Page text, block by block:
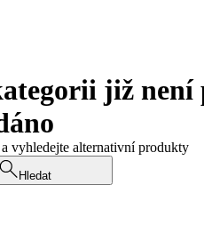
již není
vyhledejte alternativní produkty
Hledat